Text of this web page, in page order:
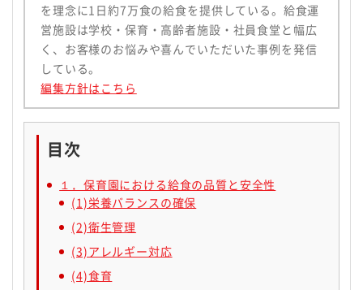
を理念に1日約7万食の給食を提供している。給食運
営施設は学校・保育・高齢者施設・社員食堂と幅広
く、お客様のお悩みや喜んでいただいた事例を発信
している。
編集方針はこちら
目次
１．保育園における給食の品質と安全性
(1)栄養バランスの確保
(2)衛生管理
(3)アレルギー対応
(4)食育